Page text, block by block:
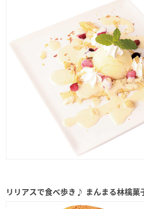
リリアスで食べ歩き♪ まんまる林檎菓